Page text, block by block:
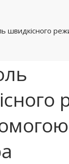
швидкісного